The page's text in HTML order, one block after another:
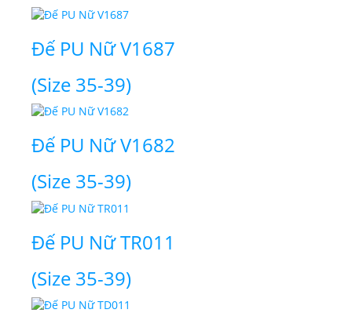
Đế PU Nữ V1687
(Size 35-39)
Đế PU Nữ V1682
(Size 35-39)
Đế PU Nữ TR011
(Size 35-39)